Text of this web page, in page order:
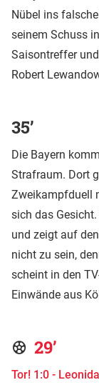
Nübel ins
seinem Schuss
Saisontreffer
Robert
35’
Die Bayern
Strafraum. Dort
Zweikampfduell
sich das
und zeigt auf
nicht zu sein,
scheint in den
Einwände aus
29’
Tor! 1:0 -